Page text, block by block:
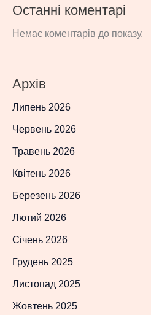
Останні коментарі
Немає коментарів до показу.
Архів
Липень 2026
Червень 2026
Травень 2026
Квітень 2026
Березень 2026
Лютий 2026
Січень 2026
Грудень 2025
Листопад 2025
Жовтень 2025